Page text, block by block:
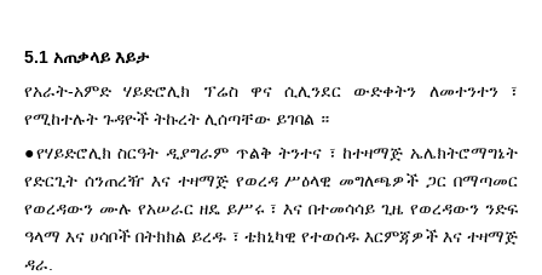
5.1 አጠቃላይ እይታ
የአራት-አምድ ሃይድሮሊክ ፕሬስ ዋና ሲሊንደር ውድቀትን ለመተንተን ፣
የሚከተሉት ጉዳዮች ትኩረት ሊሰጣቸው ይገባል ።
●የሃይድሮሊክ ስርዓት ዲያግራም ጥልቅ ትንተና ፣ ከተዛማጅ ኤሌክትሮማግኔት
የድርጊት ሰንጠረዥ እና ተዛማጅ የወረዳ ሥዕላዊ መግለጫዎች ጋር በማጣመር
የወረዳውን ሙሉ የአሠራር ዘዴ ይሥሩ ፣ እና በተመሳሳይ ጊዜ የወረዳውን ንድፍ
ዓላማ እና ሀሳቦች በትክክል ይረዱ ፣ ቴክኒካዊ የተወሰዱ እርምጃዎች እና ተዛማጅ
ዳራ.